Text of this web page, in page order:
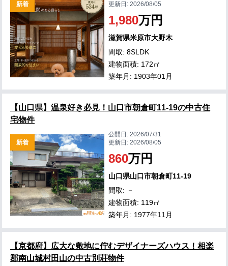
新着
更新日:2026/08/05
1,980万円
滋賀県米原市大野木
間取: 8SLDK
建物面積: 172㎡
築年月: 1903年01月
【山口県】温泉好き必見！山口市朝倉町11-19の中古住
宅物件
新着
公開日:2026/07/31
更新日:2026/08/05
860万円
山口県山口市朝倉町11-19
間取: －
建物面積: 119㎡
築年月: 1977年11月
【京都府】広大な敷地に佇むデザイナーズハウス！相楽
郡南山城村田山の中古別荘物件